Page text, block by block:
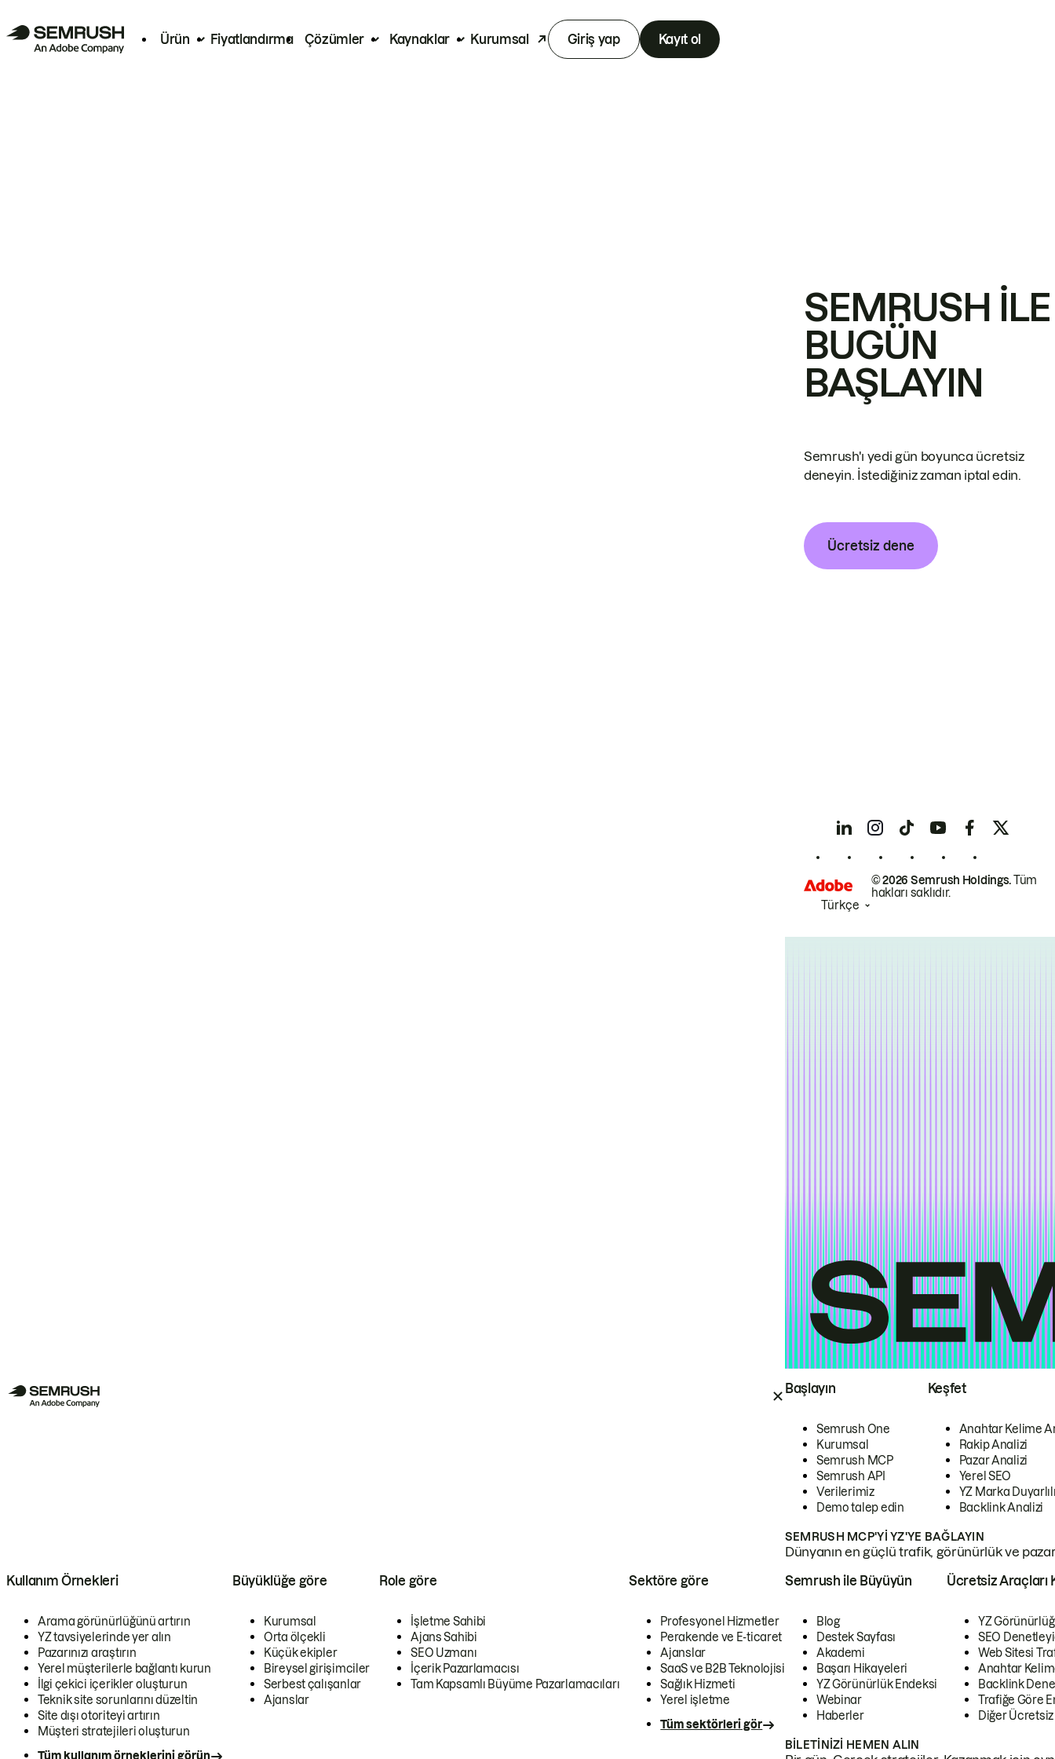
Ürün Fiyatlandırma Çözümler Kaynaklar Kurumsal Giriş yap Kayıt ol
Başlayın
Semrush One
Kurumsal
Semrush MCP
Semrush API
Verilerimiz
Demo talep edin
Keşfet
Anahtar Kelime
Rakip Analizi
Pazar Analizi
Yerel SEO
YZ Marka
Backlink Analizi
SEMRUSH MCP'YI YZ'YE BAĞLAYIN
Dünyanın en güçlü trafik, görünürlük ve
Kullanım Örnekleri
Arama görünürlüğünü artırın
YZ tavsiyelerinde yer alın
Pazarınızı araştırın
Yerel müşterilerle bağlantı kurun
İlgi çekici içerikler oluşturun
Teknik site sorunlarını düzeltin
Site dışı otoriteyi artırın
Müşteri stratejileri oluşturun
Tüm kullanım örneklerini görün
Büyüklüğe göre
Kurumsal
Orta ölçekli
Küçük ekipler
Bireysel girişimciler
Serbest çalışanlar
Ajanslar
Role göre
İşletme Sahibi
Ajans Sahibi
SEO Uzmanı
İçerik Pazarlamacısı
Tam Kapsamlı Büyüme Pazarlamacıları
Sektöre göre
Profesyonel Hizmetler
Perakende ve E-ticaret
Ajanslar
SaaS ve B2B Teknolojisi
Sağlık Hizmeti
Yerel işletme
Tüm sektörleri gör
Semrush ile Büyüyün
Blog
Destek Sayfası
Akademi
Başarı Hikayeleri
YZ Görünürlük Endeksi
Webinar
Haberler
Ücretsiz Araçları
YZ
SEO
Web Sitesi
Anahtar
Backlink
Trafiğe Göre
Diğer
BILETINIZI HEMEN ALIN
SEMRUSH ILE
BUGÜN
BAŞLAYIN
Semrush'ı yedi gün boyunca ücretsiz
deneyin. İstediğiniz zaman iptal edin.
Ücretsiz dene
© 2026 Semrush Holdings.Tüm
hakları saklıdır.
Türkçe